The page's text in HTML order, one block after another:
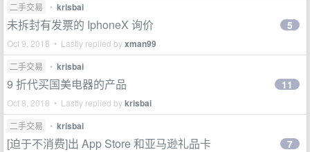
二手交易 • krisbai
未拆封有发票的 IphoneX 询价
Oct 9, 2018 • Lastly replied byxman99
5
二手交易 • krisbai
9 折代买国美电器的产品
Oct 8, 2018 • Lastly replied bykrisbai
11
二手交易 • krisbai
[迫于不消费]出 App Store 和亚马逊礼品卡 7